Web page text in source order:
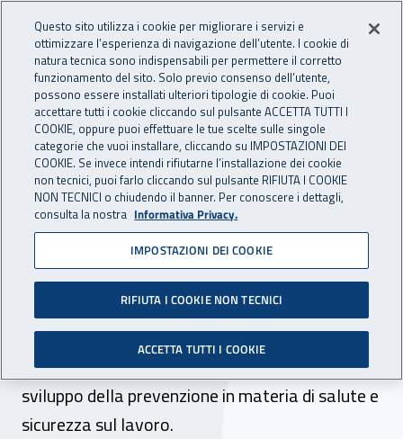
INAIL - Istituto Nazionale
Apri cerca
Navigazione principale
Navigazione - Ti trovi in:
Home Inail comunica Scadenze Scadenza
DR Sicilia: avviso pubblico
per la realizzazione di
progetti prevenzionali
Il 31 luglio 2016 scade il termine di
presentazione delle manifestazioni di interesse
per la realizzazione di progetti finalizzati allo
sviluppo della prevenzione in materia di salute e
sicurezza sul lavoro.
Questo sito utilizza i cookie per migliorare i servizi e
ottimizzare l’esperienza di navigazione dell’utente. I cookie di
natura tecnica sono indispensabili per permettere il corretto
funzionamento del sito. Solo previo consenso dell’utente,
possono essere installati ulteriori tipologie di cookie. Puoi
accettare tutti i cookie cliccando sul pulsante ACCETTA TUTTI I
COOKIE, oppure puoi effettuare le tue scelte sulle singole
categorie che vuoi installare, cliccando su IMPOSTAZIONI DEI
COOKIE. Se invece intendi rifiutarne l’installazione dei cookie
non tecnici, puoi farlo cliccando sul pulsante RIFIUTA I COOKIE
NON TECNICI o chiudendo il banner. Per conoscere i dettagli,
consulta la nostra Informativa Privacy.
IMPOSTAZIONI DEI COOKIE
RIFIUTA I COOKIE NON TECNICI
ACCETTA TUTTI I COOKIE